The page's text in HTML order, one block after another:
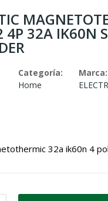
32A IK60N
Categoría:
Home
32a ik60n 4